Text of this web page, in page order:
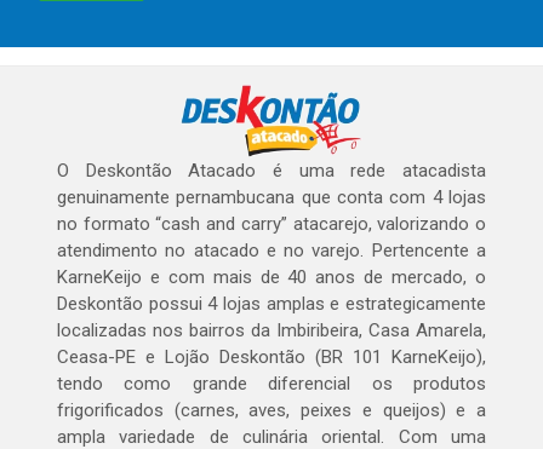
O Deskontão Atacado é uma rede atacadista
genuinamente pernambucana que conta com 4 lojas
no formato “cash and carry” atacarejo, valorizando o
atendimento no atacado e no varejo. Pertencente a
KarneKeijo e com mais de 40 anos de mercado, o
Deskontão possui 4 lojas amplas e estrategicamente
localizadas nos bairros da Imbiribeira, Casa Amarela,
Ceasa-PE e Lojão Deskontão (BR 101 KarneKeijo),
tendo como grande diferencial os produtos
frigorificados (carnes, aves, peixes e queijos) e a
ampla variedade de culinária oriental. Com uma